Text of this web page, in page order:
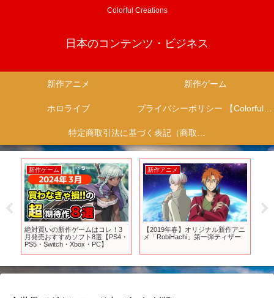
Colorful Creations
日本のコンテンツ・ビジネス
新作アニメ 新作ゲーム
ホロライブ プライバシーポリシー 【Colorful Creation】
特定商取引法に基づく表記（商取引に関する開示）
新作ゲーム
絶対買いの新作ゲームはコレ！3
月発売おすすめソフト8選【PS4・
PS5・Switch・Xbox・PC】
新作アニメ
【2019年春】オリジナル新作アニ
メ「RobiHachi」第一弾ティザー